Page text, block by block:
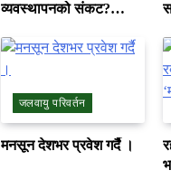
व्यवस्थापनको संकट?
भित्री कथा
जलवायु परिवर्तन
मनसून देशभर प्रवेश गर्दै ।